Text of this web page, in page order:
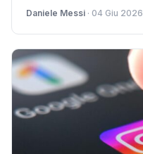
Daniele Messi · 04 Giu 2026